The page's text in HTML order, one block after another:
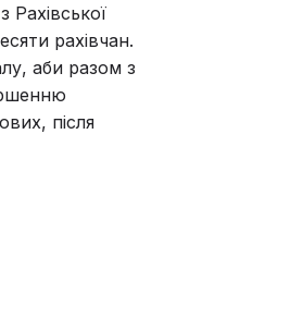
Рахівської
рахівчан.
аби разом з
після